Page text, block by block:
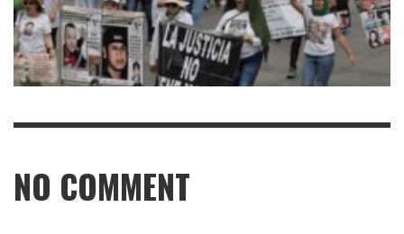
NO COMMENT